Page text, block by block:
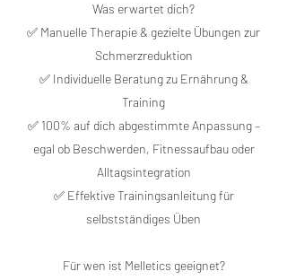
Was erwartet dich?
✅ Manuelle Therapie & gezielte Übungen zur
Schmerzreduktion
✅ Individuelle Beratung zu Ernährung &
Training
✅ 100% auf dich abgestimmte Anpassung –
egal ob Beschwerden, Fitnessaufbau oder
Alltagsintegration
✅ Effektive Trainingsanleitung für
selbstständiges Üben
Für wen ist Melletics geeignet?